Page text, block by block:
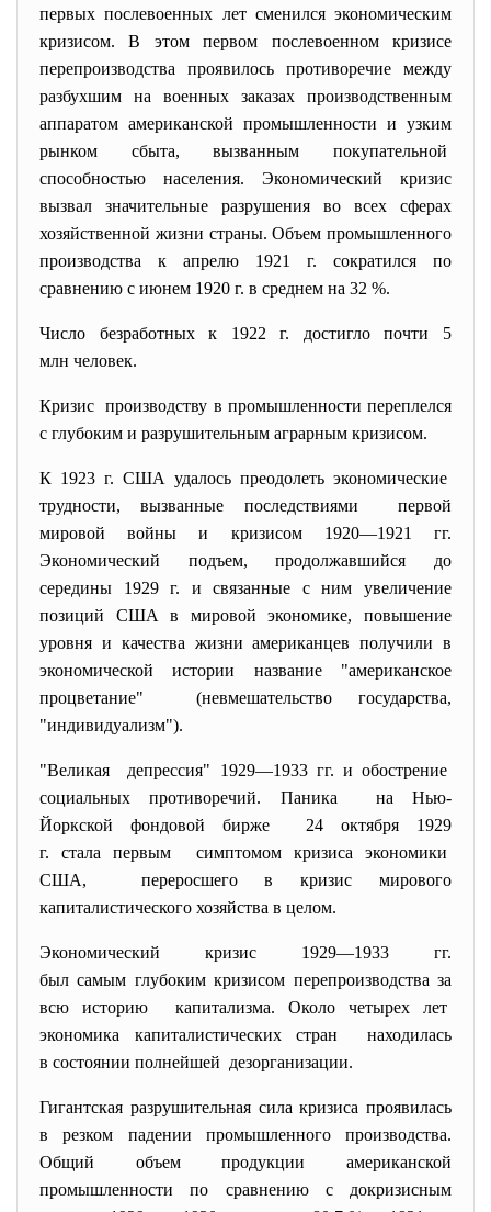
первых послевоенных лет сменился экономическим
кризисом. В этом первом послевоенном кризисе
перепроизводства проявилось противоречие между
разбухшим на военных заказах производственным
аппаратом американской промышленности и узким
рынком сбыта, вызванным покупательной
способностью населения. Экономический кризис
вызвал значительные разрушения во всех сферах
хозяйственной жизни страны. Объем промышленного
производства к апрелю 1921 г. сократился по
сравнению с июнем 1920 г. в среднем на 32 %.
Число безработных к 1922 г. достигло почти 5
млн человек.
Кризис производству в промышленности переплелся
с глубоким и разрушительным аграрным кризисом.
К 1923 г. США удалось преодолеть экономические
трудности, вызванные последствиями первой
мировой войны и кризисом 1920—1921 гг.
Экономический подъем, продолжавшийся до
середины 1929 г. и связанные с ним увеличение
позиций США в мировой экономике, повышение
уровня и качества жизни американцев получили в
экономической истории название "американское
процветание" (невмешательство государства,
"индивидуализм").
"Великая депрессия" 1929—1933 гг. и обострение
социальных противоречий. Паника на Нью-
Йоркской фондовойбирже 24 октября 1929
г. стала первым симптомом кризиса экономики
США, переросшего в кризис мирового
капиталистического хозяйства в целом.
Экономический кризис 1929—1933 гг.
был самым глубоким кризисом перепроизводства за
всю историю капитализма. Около четырех лет
экономика капиталистических стран находилась
в состоянии полнейшей дезорганизации.
Гигантская разрушительная сила кризиса проявилась
в резком падении промышленного производства.
Общий объем продукции американской
промышленности по сравнению с докризисным